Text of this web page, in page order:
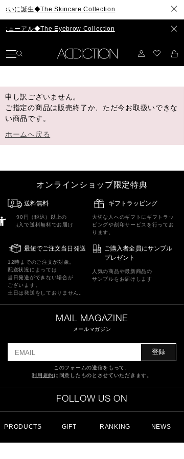
ついに誕生◆The Skincare Collection
ニューアル◆The Eyebrow Collection
申し訳ございません。
ご指定の商品は販売終了か、ただ今お取扱いできな
い商品です。
ホームへ戻る
PRODUCTS GIFT RANKING NEWS
オンラインショップ限定特典
送料無料
5,500円（税込）以上の
ご購入で送料無料でお届け
ギフトラッピング
大切な人へのギフトにギフトラッ
ピングや刻印サービスを行ってお
ります。
最短でご注文当日発送
12時までのご注文が対象。
配送状況によっては
当日発送ができない場合が
ございます。
土日は発送をしておりません。
ご購入者全員にサンプル
プレゼント
人気の商品や最新商品の
サンプルをお届けします
MAIL MAGAZINE
メールマガジン
登録
このフォームの送信をもって、
利用規約に同意したものとさせていただきます。
FOLLOW US ON
特定商取引法に基づく表記 ショッピングガイド